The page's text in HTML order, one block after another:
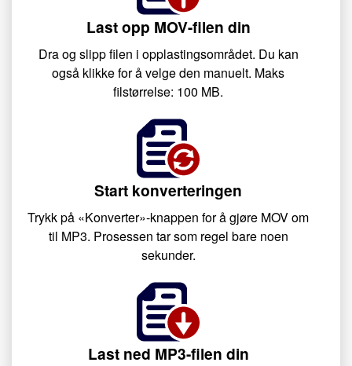
Last opp MOV-filen din
Dra og slipp filen i opplastingsområdet. Du kan
også klikke for å velge den manuelt. Maks
filstørrelse: 100 MB.
Start konverteringen
Trykk på «Konverter»-knappen for å gjøre MOV om
til MP3. Prosessen tar som regel bare noen
sekunder.
Last ned MP3-filen din